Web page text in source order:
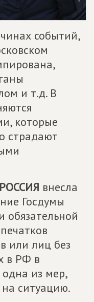
событий,
и т.д. В
которые
страдают
внесла
Госдумы
обязательной
или лиц без
в РФ в
одна из мер,
ситуацию.